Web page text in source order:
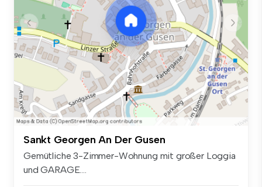
Sankt Georgen An Der Gusen
Gemütliche 3-Zimmer-Wohnung mit großer Loggia
und GARAGE....